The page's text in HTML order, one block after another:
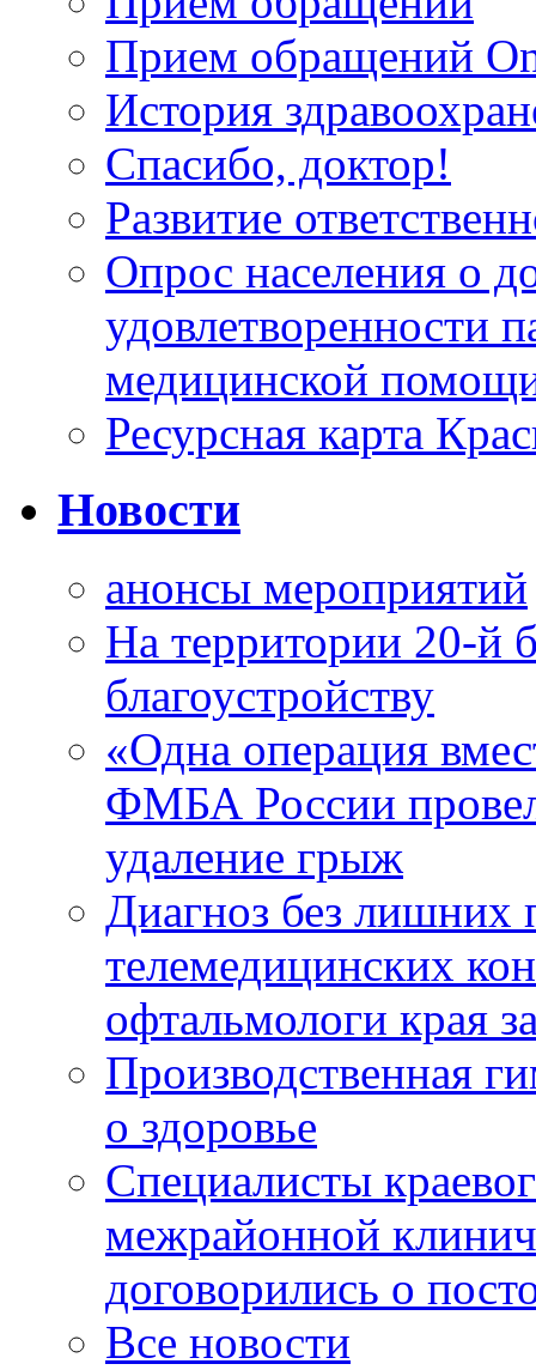
Прием обращений
История
Спасибо, доктор!
Развитие
Опрос населения о
удовлетворенности
медицинской
Ресурсная карта
Новости
анонсы мероприятий
На территории 20-й
благоустройству
«Одна операция
ФМБА России
удаление грыж
Диагноз без лишних
телемедицинских
офтальмологи края
Производственная
о здоровье
Специалисты
межрайонной
договорились о
Все новости